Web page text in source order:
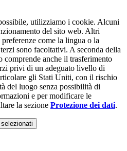
utilizziamo i cookie. Alcuni
del sito web. Altri
come la lingua o la
sono facoltativi. A seconda della
comprende anche il trasferimento
privi di un adeguato livello di
gli Stati Uniti, con il rischio
del luogo senza possibilità di
e per modificare le
la sezione Protezione dei dati.